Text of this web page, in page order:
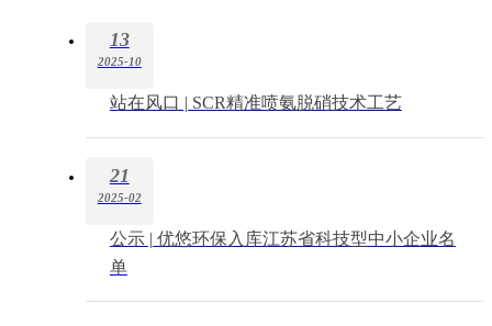
13
2025-10
站在风口 | SCR精准喷氨脱硝技术工艺
21
2025-02
公示 | 优悠环保入库江苏省科技型中小企业名
单